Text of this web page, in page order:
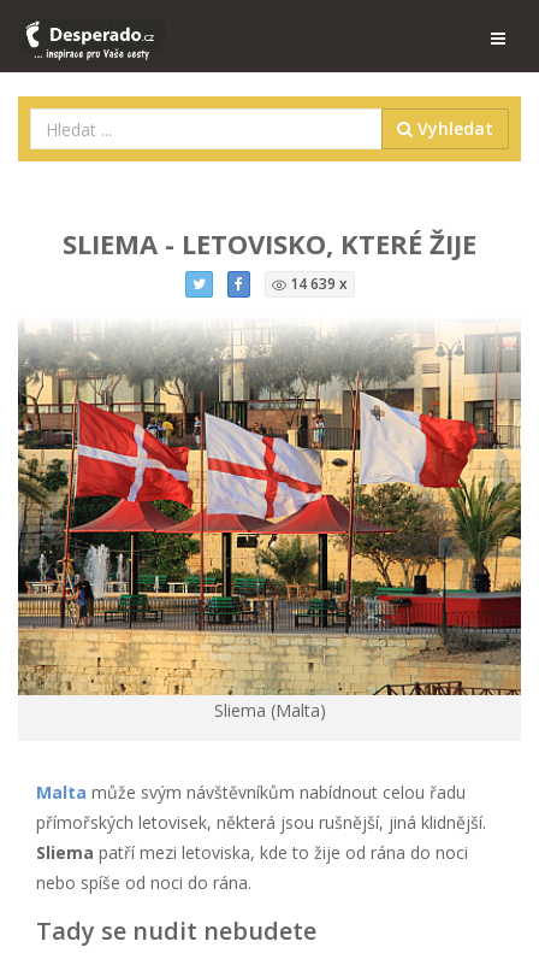
Vyhledat
SLIEMA - LETOVISKO, KTERÉ ŽIJE
14 639 x
Sliema (Malta)
Malta může svým návštěvníkům nabídnout celou řadu
přímořských letovisek, některá jsou rušnější, jiná klidnější.
Sliema patří mezi letoviska, kde to žije od rána do noci
nebo spíše od noci do rána.
Tady se nudit nebudete